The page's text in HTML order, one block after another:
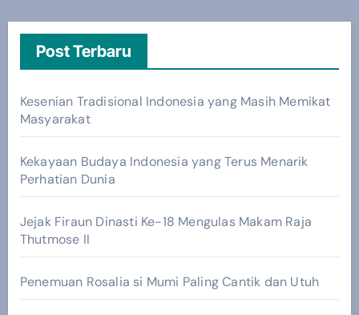
Post Terbaru
Kesenian Tradisional Indonesia yang Masih Memikat
Masyarakat
Kekayaan Budaya Indonesia yang Terus Menarik
Perhatian Dunia
Jejak Firaun Dinasti Ke-18 Mengulas Makam Raja
Thutmose II
Penemuan Rosalia si Mumi Paling Cantik dan Utuh